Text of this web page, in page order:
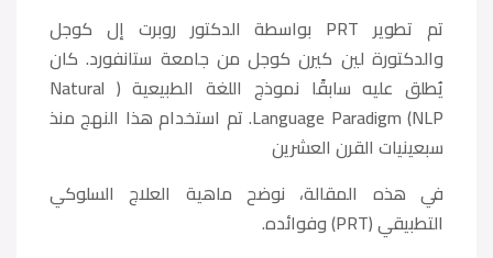
تم تطوير PRT بواسطة الدكتور روبرت إل كوجل
والدكتورة لين كيرن كوجل من جامعة ستانفورد. كان
يُطلق عليه سابقًا نموذج اللغة الطبيعية ( Natural
Language Paradigm (NLP. تم استخدام هذا النهج منذ
سبعينيات القرن العشرين
في هذه المقالة، نوضح ماهية العلاج السلوكي
التطبيقي (PRT) وفوائده.